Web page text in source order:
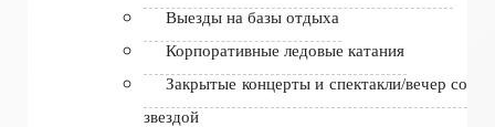
Выезды на базы отдыха
Корпоративные ледовые катания
Закрытые концерты и спектакли/вечер со
звездой